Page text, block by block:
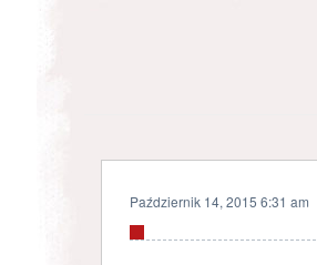
Październik 14, 2015 6:31 am